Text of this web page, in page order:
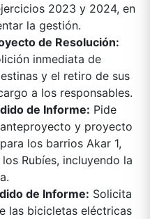
2023 y 2024, en
la gestión.
de Resolución:
inmediata de
y el retiro de sus
a los responsables.
de Informe: Pide
y proyecto
los barrios Akar 1,
Rubíes, incluyendo la
de Informe: Solicita
las bicicletas eléctricas